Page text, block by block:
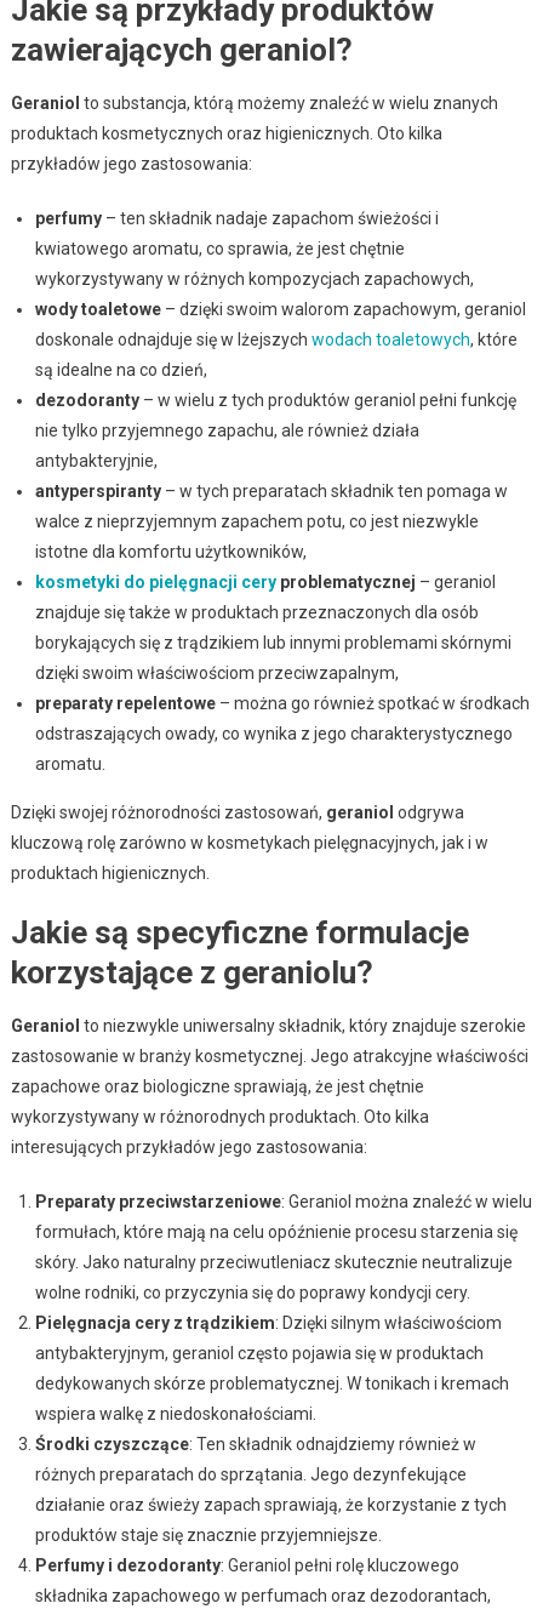
Jakie są przykłady produktów
zawierających geraniol?
Geraniol to substancja, którą możemy znaleźć w wielu znanych
produktach kosmetycznych oraz higienicznych. Oto kilka
przykładów jego zastosowania:
perfumy– ten składnik nadaje zapachom świeżości i
kwiatowego aromatu, co sprawia, że jest chętnie
wykorzystywany w różnych kompozycjach zapachowych,
wody toaletowe– dzięki swoim walorom zapachowym, geraniol
doskonale odnajduje się w lżejszych wodach toaletowych, które
są idealne na co dzień,
dezodoranty– w wielu z tych produktów geraniol pełni funkcję
nie tylko przyjemnego zapachu, ale również działa
antybakteryjnie,
antyperspiranty– w tych preparatach składnik ten pomaga w
walce z nieprzyjemnym zapachem potu, co jest niezwykle
istotne dla komfortu użytkowników,
kosmetyki do pielęgnacji ceryproblematycznej – geraniol
znajduje się także w produktach przeznaczonych dla osób
borykających się z trądzikiem lub innymi problemami skórnymi
dzięki swoim właściwościom przeciwzapalnym,
preparaty repelentowe– można go również spotkać w środkach
odstraszających owady, co wynika z jego charakterystycznego
aromatu.
Dzięki swojej różnorodności zastosowań, geraniol odgrywa
kluczową rolę zarówno w kosmetykach pielęgnacyjnych, jak i w
produktach higienicznych.
Jakie są specyficzne formulacje
korzystające z geraniolu?
Geraniol to niezwykle uniwersalny składnik, który znajduje szerokie
zastosowanie w branży kosmetycznej. Jego atrakcyjne właściwości
zapachowe oraz biologiczne sprawiają, że jest chętnie
wykorzystywany w różnorodnych produktach. Oto kilka
interesujących przykładów jego zastosowania:
Preparaty przeciwstarzeniowe: Geraniol można znaleźć w wielu
formułach, które mają na celu opóźnienie procesu starzenia się
skóry. Jako naturalny przeciwutleniacz skutecznie neutralizuje
wolne rodniki, co przyczynia się do poprawy kondycji cery.
Pielęgnacja cery z trądzikiem: Dzięki silnym właściwościom
antybakteryjnym, geraniol często pojawia się w produktach
dedykowanych skórze problematycznej. W tonikach i kremach
wspiera walkę z niedoskonałościami.
Środki czyszczące: Ten składnik odnajdziemy również w
różnych preparatach do sprzątania. Jego dezynfekujące
działanie oraz świeży zapach sprawiają, że korzystanie z tych
produktów staje się znacznie przyjemniejsze.
Perfumy i dezodoranty: Geraniol pełni rolę kluczowego
składnika zapachowego w perfumach oraz dezodorantach,